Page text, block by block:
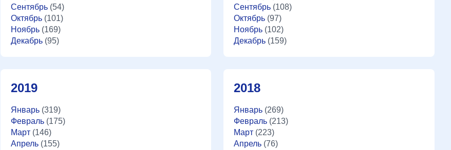
Сентябрь(54)
Октябрь(101)
Ноябрь(169)
Декабрь(95)
Сентябрь (108)
Октябрь (97)
Ноябрь (102)
Декабрь (159)
2019
Январь(319)
Февраль(175)
Март(146)
Апрель(155)
2018
Январь (269)
Февраль (213)
Март (223)
Апрель (76)